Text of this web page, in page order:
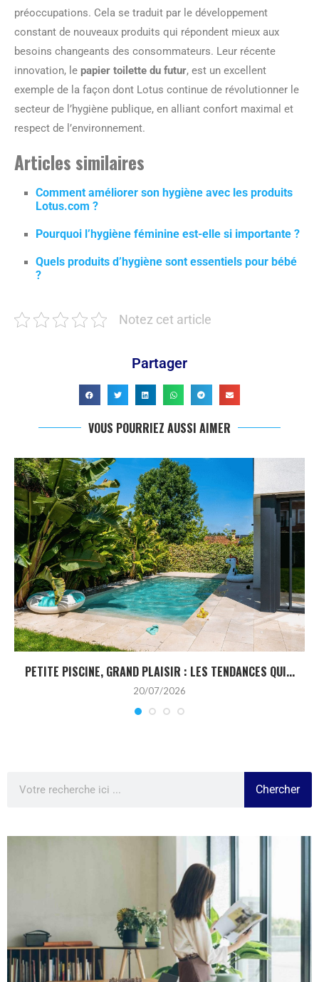
préoccupations. Cela se traduit par le développement
constant de nouveaux produits qui répondent mieux aux
besoins changeants des consommateurs. Leur récente
innovation, le papier toilette du futur, est un excellent
exemple de la façon dont Lotus continue de révolutionner le
secteur de l’hygiène publique, en alliant confort maximal et
respect de l’environnement.
Articles similaires
Comment améliorer son hygiène avec les produits
Lotus.com ?
Pourquoi l’hygiène féminine est-elle si importante ?
Quels produits d’hygiène sont essentiels pour bébé
?
Notez cet article
Partager
VOUS POURRIEZ AUSSI AIMER
PETITE PISCINE, GRAND PLAISIR : LES TENDANCES QUI...
20/07/2026
Chercher